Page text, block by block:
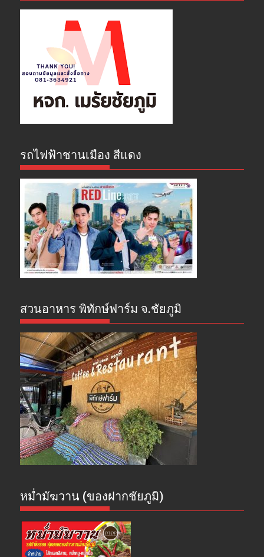
รถไฟฟ้าชานเมือง สีแดง
สวนอาหาร พิทักษ์ฟาร์ม จ.ชัยภูมิ
หม่ำมัฆวาน (ของฝากชัยภูมิ)